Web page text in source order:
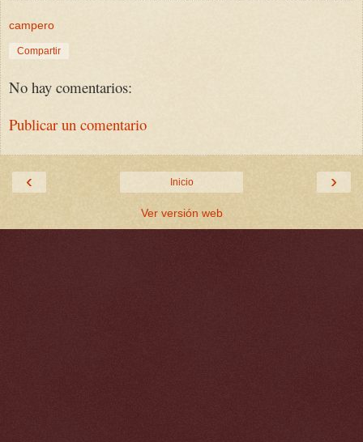
campero
Compartir
No hay comentarios:
Publicar un comentario
‹ ›
Inicio
Ver versión web